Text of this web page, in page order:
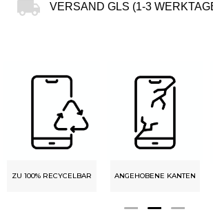
VERSAND GLS (1-3
ZU 100% RECYCELBAR ANGEHOBENE KANTEN